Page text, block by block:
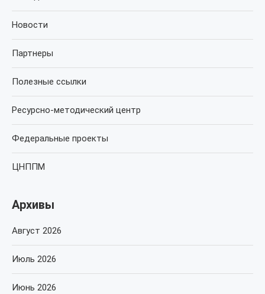
Новости
Партнеры
Полезные ссылки
Ресурсно-методический центр
Федеральные проекты
ЦНППМ
Архивы
Август 2026
Июль 2026
Июнь 2026